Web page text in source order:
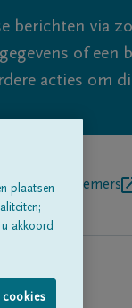
berichten via
of een
acties om
plaatsen
akkoord